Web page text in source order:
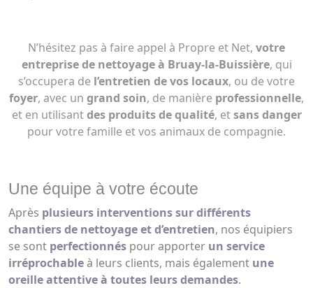
N’hésitez pas à faire appel à Propre et Net, votre
entreprise de nettoyage à Bruay-la-Buissière, qui
s’occupera de l’entretien de vos locaux, ou de votre
foyer, avec un grand soin, de manière professionnelle,
et en utilisantdes produits de qualité, etsans danger
pour votre famille et vos animaux de compagnie.
Une équipe à votre écoute
Après plusieurs interventions sur différents
chantiers de nettoyage et d’entretien, nos équipiers
se sont perfectionnés pour apporter un service
irréprochableà leurs clients, mais également une
oreille attentive à toutes leurs demandes.